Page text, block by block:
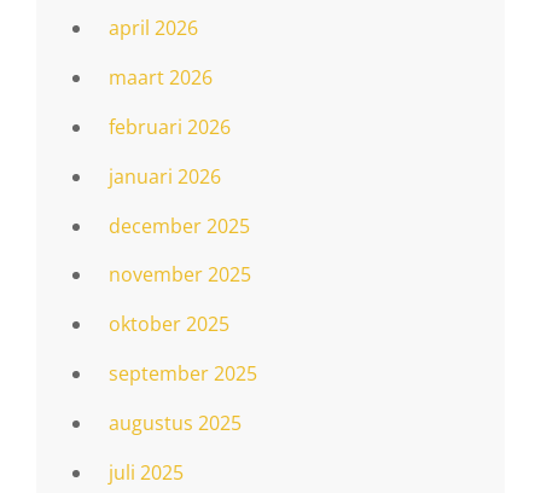
april 2026
maart 2026
februari 2026
januari 2026
december 2025
november 2025
oktober 2025
september 2025
augustus 2025
juli 2025